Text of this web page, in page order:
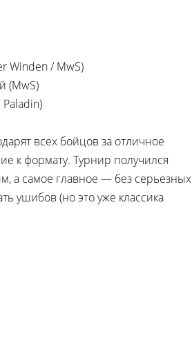
Winden / MwS)
(MwS)
всех бойцов за отличное
к формату. Турнир получился
а самое главное — без серьезных
ушибов (но это уже классика